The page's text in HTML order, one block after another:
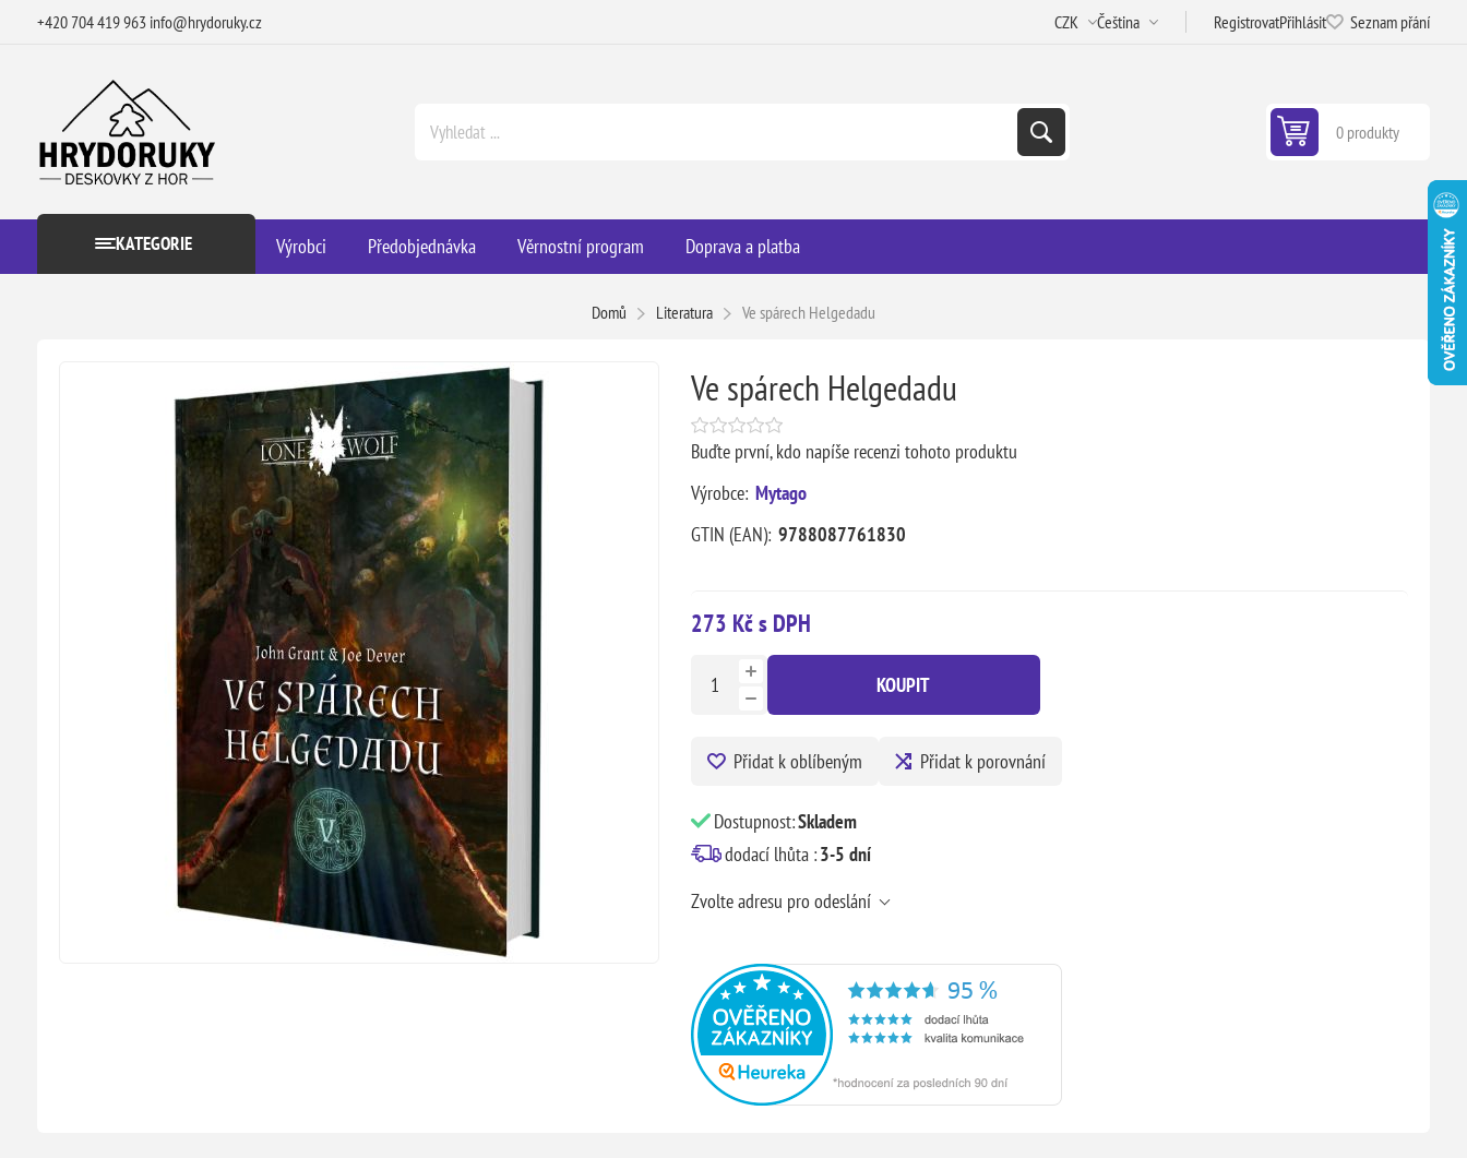
+420 704 419 963 info@hrydoruky.cz RegistrovatPřihlásit Seznam přání
0 produkty
KATEGORIE Výrobci Předobjednávka Věrnostní program Doprava a platba
Domů Literatura Ve spárech Helgedadu
Ve spárech Helgedadu
Buďte první, kdo napíše recenzi tohoto produktu
Výrobce: Mytago
GTIN (EAN): 9788087761830
273 Kč s DPH
KOUPIT
Přidat k oblíbeným Přidat k porovnání
Dostupnost:Skladem
dodací lhůta :3-5 dní
Zvolte adresu pro odeslání